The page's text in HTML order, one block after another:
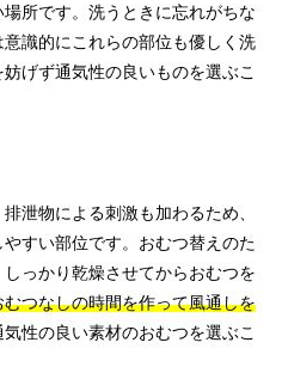
所です。洗うときに忘れがちな
識的にこれらの部位も優しく洗
げず通気性の良いものを選ぶこ
泄物による刺激も加わるため、
すい部位です。おむつ替えのた
っかり乾燥させてからおむつを
つなしの時間を作って風通しを
気性の良い素材のおむつを選ぶこ